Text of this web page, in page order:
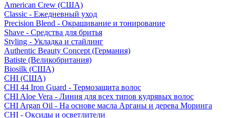
American Crew (США)
Classic - Ежедневный уход
Precision Blend - Окрашивание и тонирование
Shave - Средства для бритья
Styling - Укладка и стайлинг
Authentic Beauty Concept (Германия)
Batiste (Великобритания)
Biosilk (США)
CHI (США)
CHI 44 Iron Guard - Термозащита волос
CHI Aloe Vera - Линия для всех типов кудрявых волос
CHI Argan Oil - На основе масла Арганы и дерева Моринга
CHI - Оксиды и осветлители